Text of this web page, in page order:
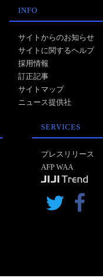
INFO
サイトからのお知らせ
サイトに関するヘルプ
採用情報
訂正記事
サイトマップ
ニュース提供社
SERVICES
プレスリリース
AFP WAA